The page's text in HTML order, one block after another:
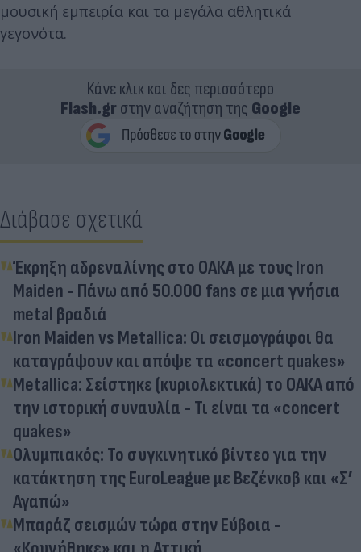
μουσική εμπειρία και τα μεγάλα αθλητικά
γεγονότα.
Κάνε κλικ και δες περισσότερο
Flash.grστην αναζήτηση της Google
Διάβασε σχετικά
Έκρηξη αδρεναλίνης στο ΟΑΚΑ με τους Iron
Maiden - Πάνω από 50.000 fans σε μια γνήσια
metal βραδιά
Iron Maiden vs Metallica: Οι σεισμογράφοι θα
καταγράψουν και απόψε τα «concert quakes»
Metallica: Σείστηκε (κυριολεκτικά) το ΟΑΚΑ από
την ιστορική συναυλία - Τι είναι τα «concert
quakes»
Ολυμπιακός: Το συγκινητικό βίντεο για την
κατάκτηση της EuroLeague με Βεζένκοβ και «Σ’
Αγαπώ»
Μπαράζ σεισμών τώρα στην Εύβοια -